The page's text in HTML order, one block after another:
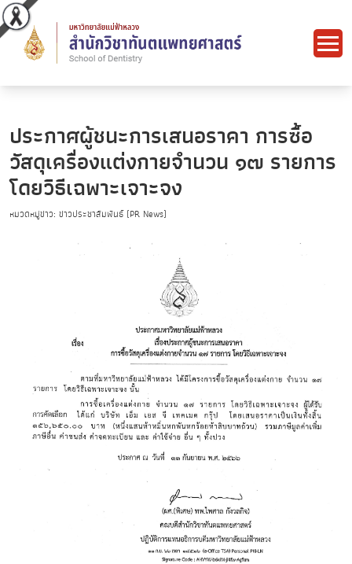
ประกาศผู้ชนะการเสนอราคา การซื้อ
วัสดุเครื่องแต่งกายจำนวน ๑๗ รายการ
โดยวิธีเฉพาะเจาะจง
หมวดหมู่ข่าว: ข่าวประชาสัมพันธ์ (PR News)